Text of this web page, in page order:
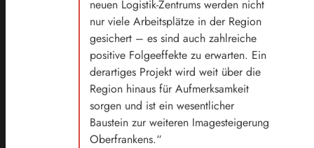
neuen Logistik-Zentrums werden nicht
nur viele Arbeitsplätze in der Region
gesichert – es sind auch zahlreiche
positive Folgeeffekte zu erwarten. Ein
derartiges Projekt wird weit über die
Region hinaus für Aufmerksamkeit
sorgen und ist ein wesentlicher
Baustein zur weiteren Imagesteigerung
Oberfrankens.“